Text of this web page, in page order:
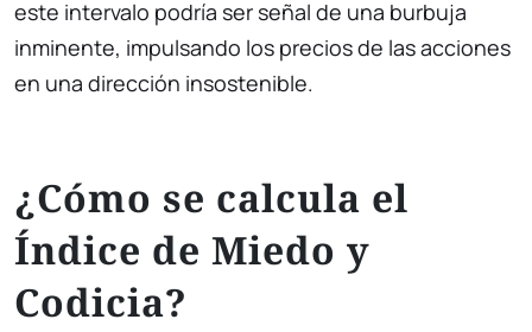
este intervalo podría ser señal de una burbuja
inminente, impulsando los precios de las acciones
en una dirección insostenible.
¿Cómo se calcula el
Índice de Miedo y
Codicia?